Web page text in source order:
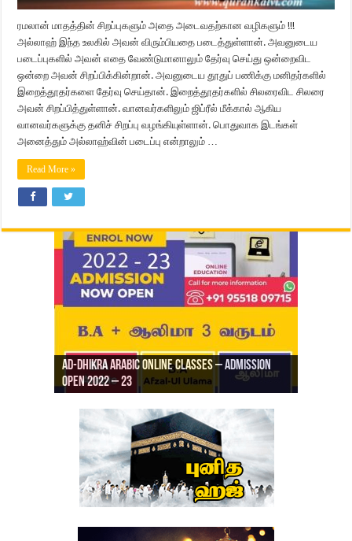
ரமலான் மாதத்தின் சிறப்புகளும் அதை அடைவதற்கான வழிகளும் !!!
அல்லாஹ் இந்த உலகில் அவன் விரும்பியதை படைத்துள்ளான். அவனுடைய
படைப்புகளில் அவன் எதை வேண்டுமானாலும் தேர்வு செய்து ஒன்றைவிட
ஒன்றை அவன் சிறப்பிக்கின்றான். அவனுடைய தூதுப் பணிக்கு மனிதர்களில்
இறைத்தூதர்களை தேர்வு செய்தான். இறைத்தூதர்களில் சிலரைவிட சிலரை
அவன் சிறப்பித்துள்ளான். வானவர்களிலும் ஜிப்ரீல் மீக்கால் ஆகிய
வானவர்களுக்கு தனிச் சிறப்பு வழங்கியுள்ளான். பொதுவாக இடங்கள்
அனைத்தும் அல்லாஹ்வின் படைப்பு என்றாலும் …
Read More »
Ad-Dhikra Arabic Online Classes – Admission
Open 2022 – 23
Ad-Dhikra Arabic Online Classes – BA Arabic
AD DHIKRA ARABIC COLLEGE ADMISSION
ரியாத் ஜும்ஆ தமிழாக்கம், Jamia Al Hajiri
Masjid (Kuwait Masjid), Malaz, Riyadh